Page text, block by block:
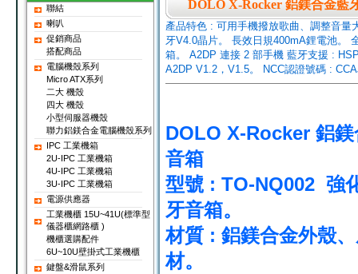
聯結
喇叭
促銷商品
搭配商品
電腦機殼系列
Micro ATX系列
二大 機殼
四大 機殼
小型伺服器機殼
聯力鋁鎂合金電腦機殼系列
IPC 工業機箱
2U-IPC 工業機箱
4U-IPC 工業機箱
3U-IPC 工業機箱
電源供應器
工業機櫃 15U~41U(標準型
儀器櫃網路櫃 )
機櫃選購配件
6U~10U壁掛式工業機櫃
鍵盤&滑鼠系列
DOLO X-Rocker 鋁鎂合金藍
產品特色 : 可用手機撥放歌曲、調整音量
牙V4.0晶片。 長效日規400mA鋰電池。
箱。 A2DP 連接 2 部手機 藍牙支援 :
A2DP V1.2，V1.5。 NCC認證號碼 :
DOLO X-Rocker 鋁鎂
音箱
型號 : TO-NQ002 強
牙音箱。
材質 : 鋁鎂合金外殼
材。